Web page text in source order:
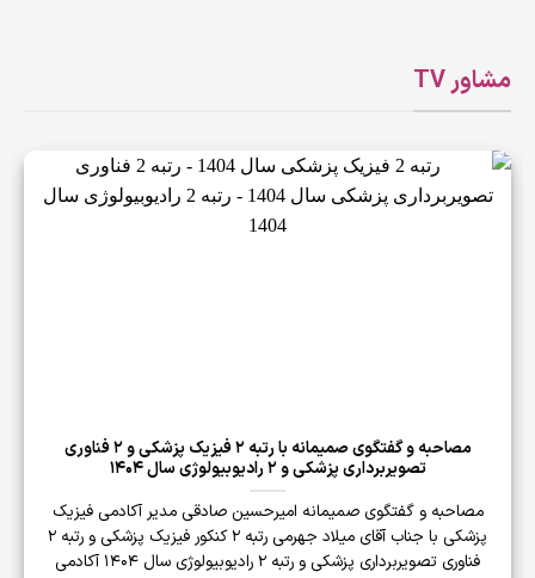
مشاور TV
مصاحبه و گفتگوی صمیمانه با رتبه 2 فیزیک پزشکی و 2 فناوری
تصویربرداری پزشکی و 2 رادیوبیولوژی سال 1404
مصاحبه و گفتگوی صمیمانه امیرحسین صادقی مدیر آکادمی فیزیک
پزشکی با جناب آقای میلاد جهرمی رتبه 2 کنکور فیزیک پزشکی و رتبه 2
فناوری تصویربرداری پزشکی و رتبه 2 رادیوبیولوژی سال 1404 آکادمی